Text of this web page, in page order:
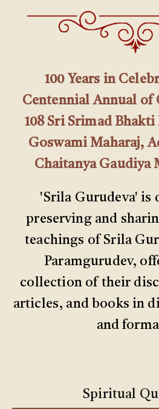
100 Years in
Centennial Annual of
108 Sri Srimad
Goswami Maharaj,
Chaitanya Gaudiya
'Srila Gurudeva' is
preserving and
teachings of Srila
Paramgurudev,
collection of their
articles, and books in
and
Spiritual